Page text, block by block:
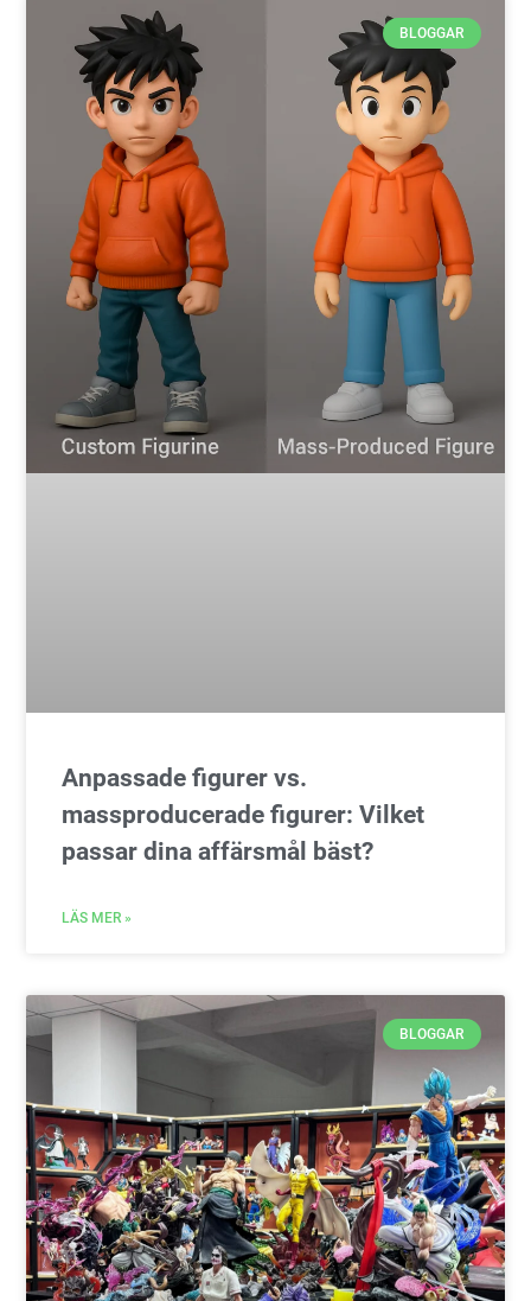
BLOGGAR
Anpassade figurer vs.
massproducerade figurer: Vilket
passar dina affärsmål bäst?
LÄS MER »
BLOGGAR